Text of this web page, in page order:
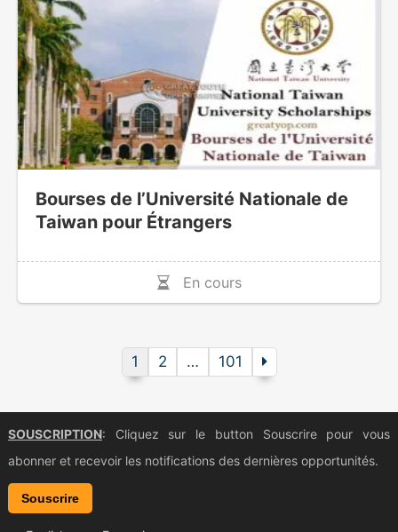
Bourses de l’Université Nationale de
Taiwan pour Étrangers
En cours
1 2 … 101
SOUSCRIPTION: Cliquez sur le button Souscrire pour vous
abonner et recevoir les notifications des dernières opportunités.
Souscrire